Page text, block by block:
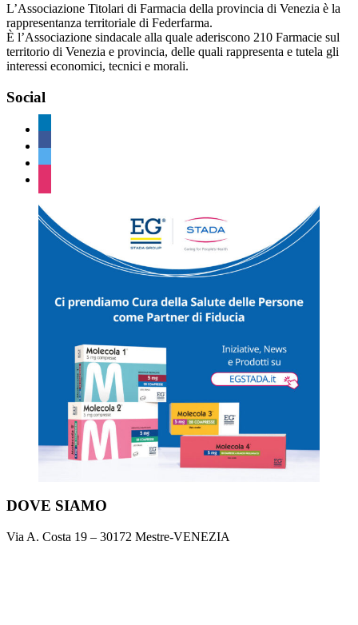
L’Associazione Titolari di Farmacia della provincia di Venezia è la
rappresentanza territoriale di Federfarma.
È l’Associazione sindacale alla quale aderiscono 210 Farmacie sul
territorio di Venezia e provincia, delle quali rappresenta e tutela gli
interessi economici, tecnici e morali.
Social
DOVE SIAMO
Via A. Costa 19 – 30172 Mestre-VENEZIA